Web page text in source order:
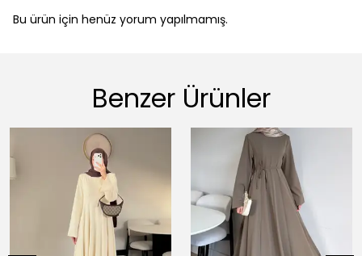
Bu ürün için henüz yorum yapılmamış.
Benzer Ürünler